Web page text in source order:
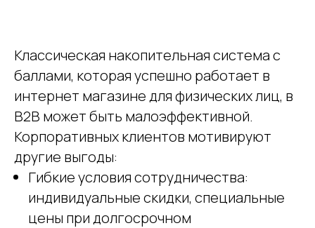
Классическая накопительная система с
баллами, которая успешно работает в
интернет магазине для физических лиц, в
B2B может быть малоэффективной.
Корпоративных клиентов мотивируют
другие выгоды:
Гибкие условия сотрудничества:
индивидуальные скидки, специальные
цены при долгосрочном